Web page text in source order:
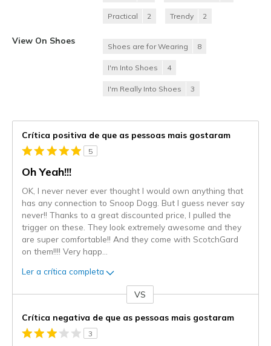
Practical 2 Trendy 2
View On Shoes
Shoes are for Wearing 8
I'm Into Shoes 4
I'm Really Into Shoes 3
Crítica positiva de que as pessoas mais gostaram
5
Oh Yeah!!!
OK, I never never ever thought I would own anything that
has any connection to Snoop Dogg. But I guess never say
never!! Thanks to a great discounted price, I pulled the
trigger on these. They look extremely awesome and they
are super comfortable!! And they come with ScotchGard
on them!!!! Very happ
Ler a crítica completa
VS
Crítica negativa de que as pessoas mais gostaram
3